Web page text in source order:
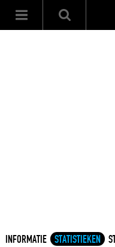
INFORMATIE STATISTIEKEN